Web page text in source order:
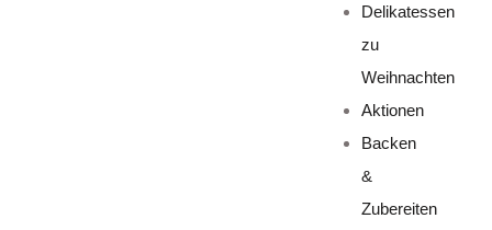
Delikatessen
zu
Weihnachten
Aktionen
Backen
&
Zubereiten